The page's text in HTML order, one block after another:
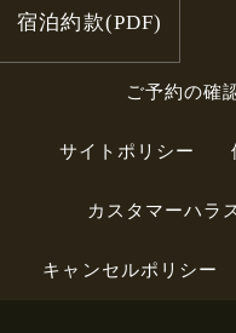
宿泊約款(PDF)
ご予約の確
サイトポリシー
カスタマーハラ
キャンセルポリシー